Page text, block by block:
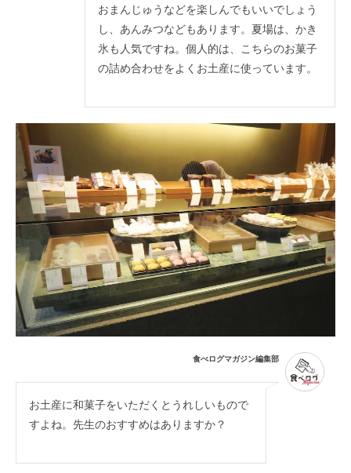
おまんじゅうなどを楽しんでもいいでしょう
し、あんみつなどもあります。夏場は、かき
氷も人気ですね。個人的は、こちらのお菓子
の詰め合わせをよくお土産に使っています。
食べログマガジン編集部
お土産に和菓子をいただくとうれしいもので
すよね。先生のおすすめはありますか？